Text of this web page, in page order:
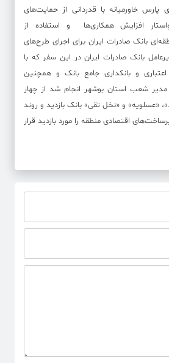
خاورمیانه با قدردانی از حمایت‌های
افزایش همکاری‌ها و استفاده از
بانک صادرات ایران برای اجرای طرح‌های
بانک صادرات ایران در این سفر که با
و بانکداری جامع بانک و همچنین
شعب استان بوشهر انجام شد از چهار
«عسلویه» و «نخل تقی» بانک بازدید و روند
اقتصادی منطقه را مورد بازدید قرار